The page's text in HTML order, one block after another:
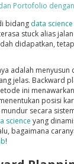
Portofolio
bidang data science
stuck alias
didapatkan,
adalah menyusun
jelas. Backward
ini
posisi
secara
science yang
bagaimana
!